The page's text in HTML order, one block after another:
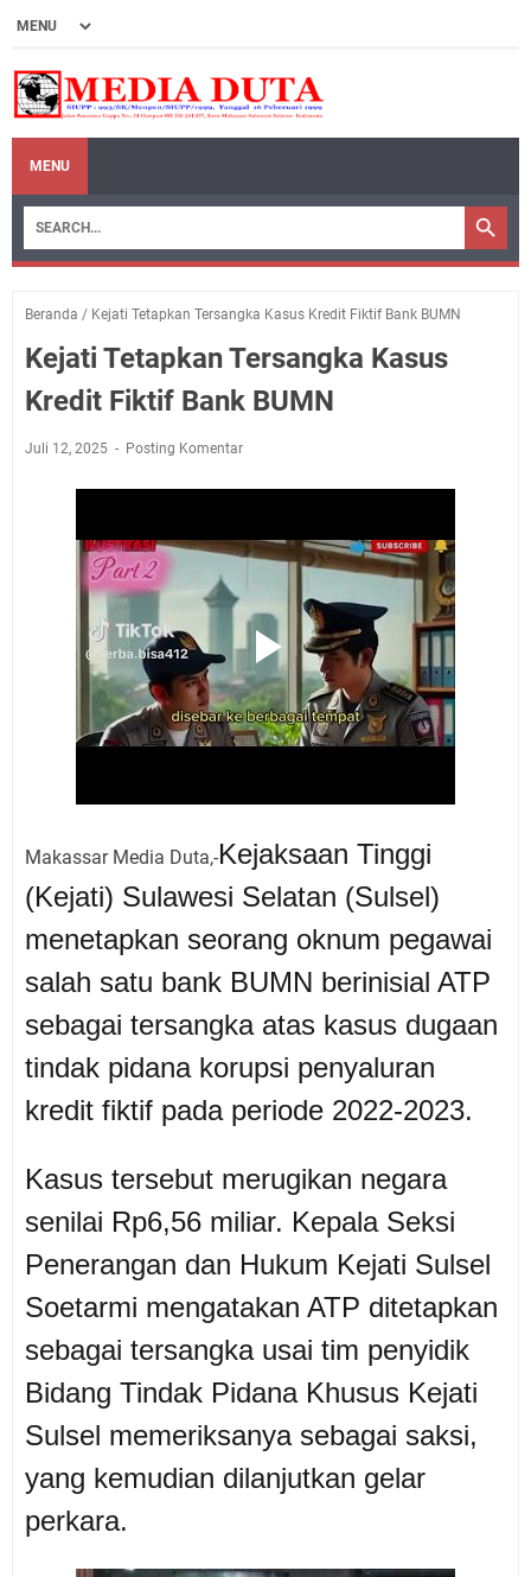
MENU
Beranda / Kejati Tetapkan Tersangka Kasus Kredit Fiktif Bank BUMN
Kejati Tetapkan Tersangka Kasus
Kredit Fiktif Bank BUMN
Juli 12, 2025 Posting Komentar
Makassar Media Duta,-Kejaksaan Tinggi
(Kejati) Sulawesi Selatan (Sulsel)
menetapkan seorang oknum pegawai
salah satu bank BUMN berinisial ATP
sebagai tersangka atas kasus dugaan
tindak pidana korupsi penyaluran
kredit fiktif pada periode 2022-2023.
Kasus tersebut merugikan negara
senilai Rp6,56 miliar. Kepala Seksi
Penerangan dan Hukum Kejati Sulsel
Soetarmi mengatakan ATP ditetapkan
sebagai tersangka usai tim penyidik
Bidang Tindak Pidana Khusus Kejati
Sulsel memeriksanya sebagai saksi,
yang kemudian dilanjutkan gelar
perkara.